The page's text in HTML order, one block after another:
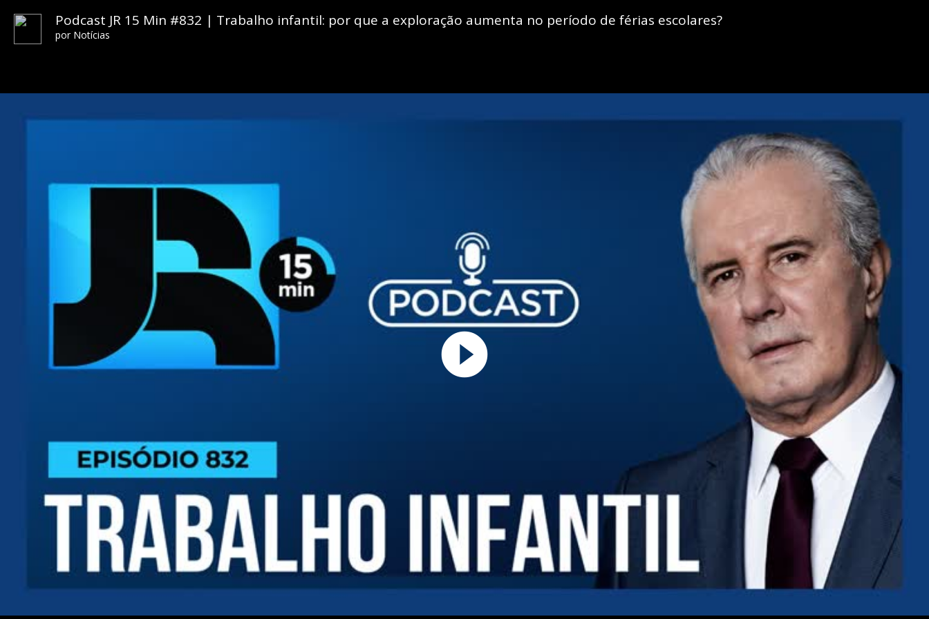
Play
Podcast JR 15 Min #832 | Trabalho infantil: por que a exploração aumenta no período de férias escolares?
por Notícias